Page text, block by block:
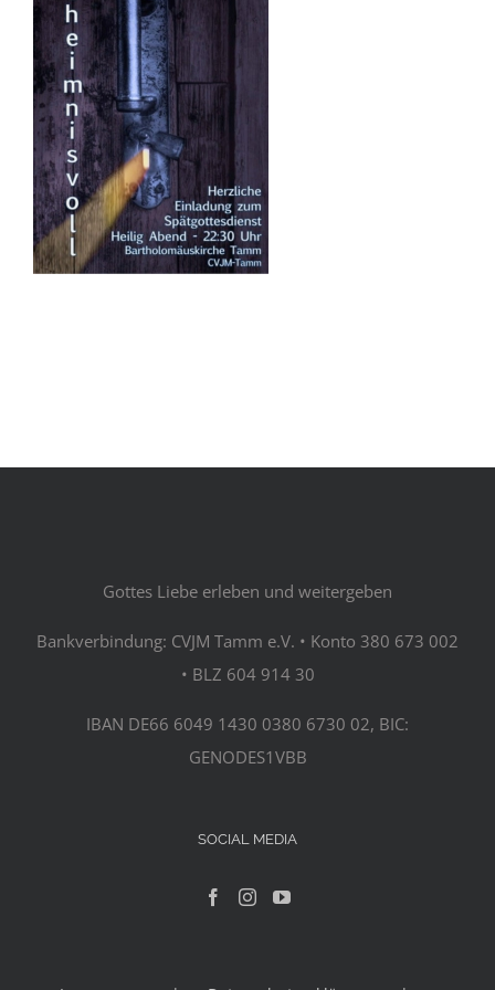
Gottes Liebe erleben und weitergeben
Bankverbindung: CVJM Tamm e.V. • Konto 380 673 002
• BLZ 604 914 30
IBAN DE66 6049 1430 0380 6730 02, BIC:
GENODES1VBB
SOCIAL MEDIA